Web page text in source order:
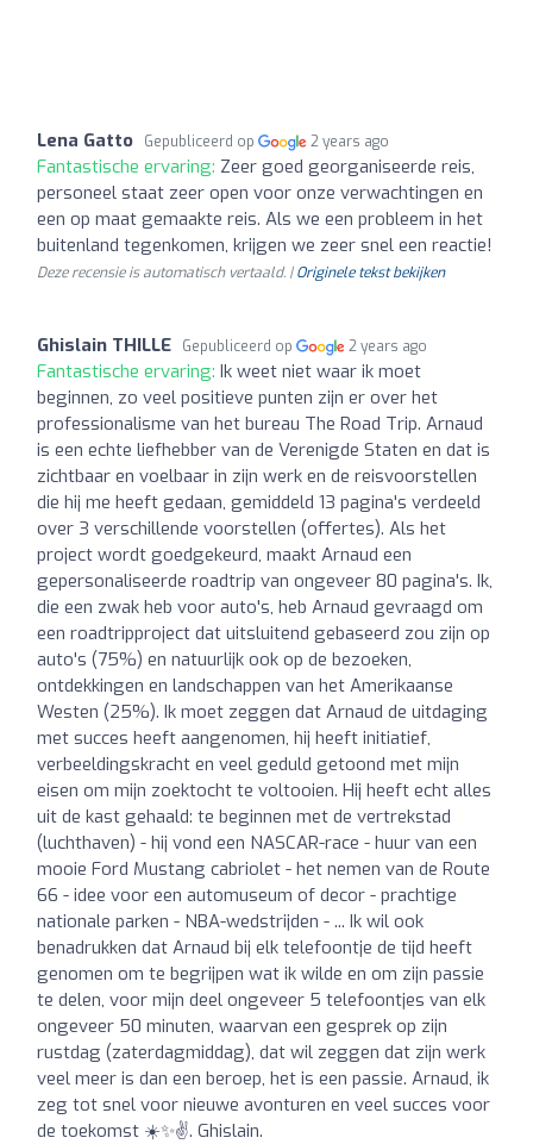
Lena Gatto Gepubliceerd op 2 years ago
Fantastische ervaring: Zeer goed georganiseerde reis,
personeel staat zeer open voor onze verwachtingen en
een op maat gemaakte reis. Als we een probleem in het
buitenland tegenkomen, krijgen we zeer snel een reactie!
Deze recensie is automatisch vertaald. |Originele tekst bekijken
Ghislain THILLE Gepubliceerd op 2 years ago
Fantastische ervaring: Ik weet niet waar ik moet
beginnen, zo veel positieve punten zijn er over het
professionalisme van het bureau The Road Trip. Arnaud
is een echte liefhebber van de Verenigde Staten en dat is
zichtbaar en voelbaar in zijn werk en de reisvoorstellen
die hij me heeft gedaan, gemiddeld 13 pagina's verdeeld
over 3 verschillende voorstellen (offertes). Als het
project wordt goedgekeurd, maakt Arnaud een
gepersonaliseerde roadtrip van ongeveer 80 pagina's. Ik,
die een zwak heb voor auto's, heb Arnaud gevraagd om
een roadtripproject dat uitsluitend gebaseerd zou zijn op
auto's (75%) en natuurlijk ook op de bezoeken,
ontdekkingen en landschappen van het Amerikaanse
Westen (25%). Ik moet zeggen dat Arnaud de uitdaging
met succes heeft aangenomen, hij heeft initiatief,
verbeeldingskracht en veel geduld getoond met mijn
eisen om mijn zoektocht te voltooien. Hij heeft echt alles
uit de kast gehaald: te beginnen met de vertrekstad
(luchthaven) - hij vond een NASCAR-race - huur van een
mooie Ford Mustang cabriolet - het nemen van de Route
66 - idee voor een automuseum of decor - prachtige
nationale parken - NBA-wedstrijden - ... Ik wil ook
benadrukken dat Arnaud bij elk telefoontje de tijd heeft
genomen om te begrijpen wat ik wilde en om zijn passie
te delen, voor mijn deel ongeveer 5 telefoontjes van elk
ongeveer 50 minuten, waarvan een gesprek op zijn
rustdag (zaterdagmiddag), dat wil zeggen dat zijn werk
veel meer is dan een beroep, het is een passie. Arnaud, ik
zeg tot snel voor nieuwe avonturen en veel succes voor
de toekomst ☀️✨✌️. Ghislain.